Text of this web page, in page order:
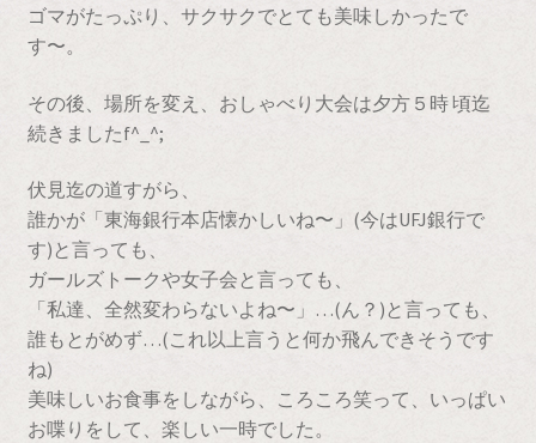
ゴマがたっぷり、サクサクでとても美味しかったで
す〜。
その後、場所を変え、おしゃべり大会は夕方５時 頃迄
続きましたf^_^;
伏見迄の道すがら、
誰かが「東海銀行本店懐かしいね〜」(今はUFJ銀行で
す)と言っても、
ガールズトークや女子会と言っても、
「私達、全然変わらないよね〜」…(ん？)と言っても、
誰もとがめず…(これ以上言うと何か飛んできそうです
ね)
美味しいお食事をしながら、ころころ笑って、いっぱい
お喋りをして、楽しい一時でした。